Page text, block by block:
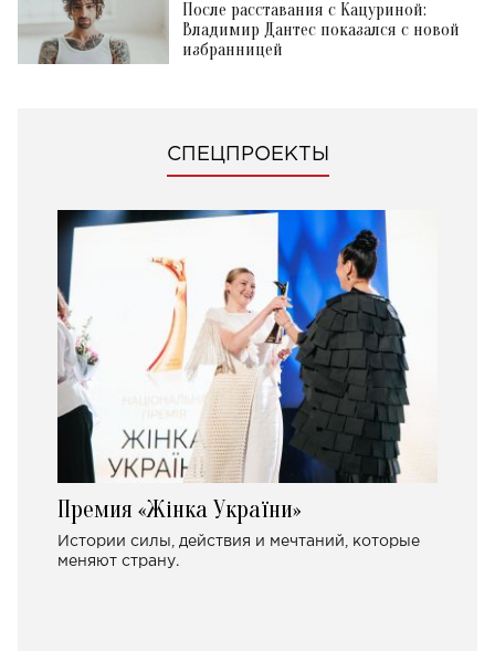
После расставания с Кацуриной:
Владимир Дантес показался с новой
избранницей
СПЕЦПРОЕКТЫ
Премия «Жінка України»
Истории силы, действия и мечтаний, которые
меняют страну.